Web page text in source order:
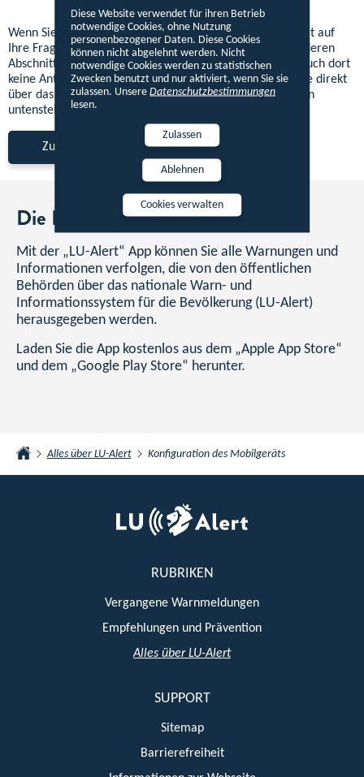
Diese Website verwendet für ihren Betrieb
notwendige Cookies, ohne Nutzung
personenbezogener Daten. Diese Cookies
können nicht abgelehnt werden. Nicht
notwendige Cookies werden zu statistischen
Zwecken benutzt und nur aktiviert, wenn Sie sie
zulassen. UnsereDatenschutzbestimmungen
lesen.
Zulassen
Ablehnen
Cookies verwalten
Wenn Sie unter den oben stehenden Fragen keine Antwort auf
Ihre Frage gefunden haben, konsultieren Sie bitte die anderen
Abschnitte der Rubrik „Alles über LU-Alert“. Sollten Sie auch dort
keine Antwort auf Ihre Frage finden, können Sie uns gerne direkt
über das Kontaktformular kontaktieren, indem Sie auf den
untenstehenden Link klicken.
Zum Kontaktformular
Die LU-Alert App
Mit der „LU-Alert“ App können Sie alle Warnungen und
Informationen verfolgen, die von den öffentlichen
Behörden über das nationale Warn- und
Informationssystem für die Bevölkerung (LU-Alert)
herausgegeben werden.
Laden Sie die App kostenlos aus dem „Apple App Store“
und dem „Google Play Store“ herunter.
Alles über LU-Alert Konfiguration des Mobilgeräts
RUBRIKEN
Vergangene Warnmeldungen
Empfehlungen und Prävention
Alles über LU-Alert
SUPPORT
Sitemap
Barrierefreiheit